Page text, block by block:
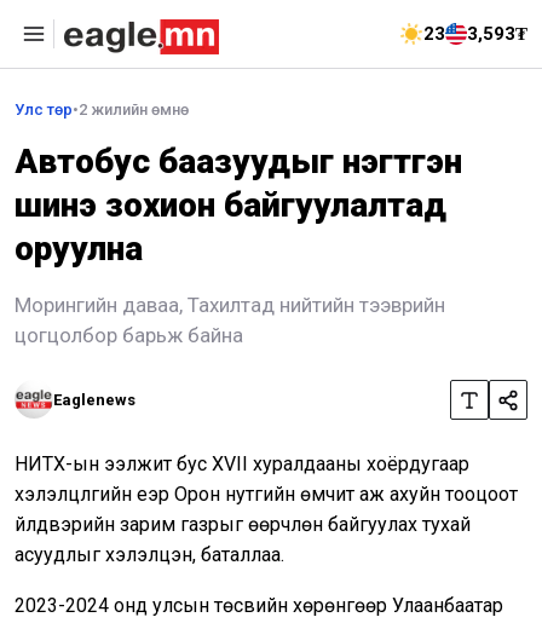
23 3,593₮
Улс төр•2 жилийн өмнө
Автобус баазуудыг нэгтгэн
шинэ зохион байгуулалтад
оруулна
Морингийн даваа, Тахилтад нийтийн тээврийн
цогцолбор барьж байна
Eaglenews
НИТХ-ын ээлжит бус XVII хуралдааны хоёрдугаар
хэлэлцүүлгийн үеэр Орон нутгийн өмчит аж ахуйн тооцоот
үйлдвэрийн зарим газрыг өөрчлөн байгуулах тухай
асуудлыг хэлэлцэн, баталлаа.
2023-2024 онд улсын төсвийн хөрөнгөөр Улаанбаатар